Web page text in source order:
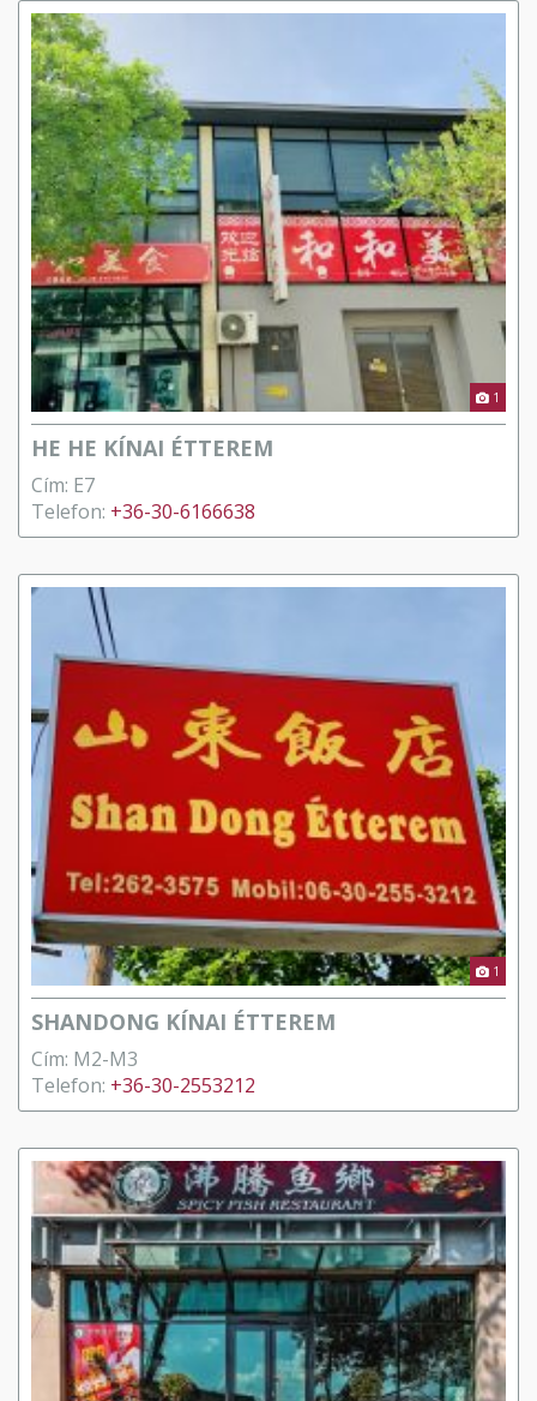
1
HE HE KÍNAI ÉTTEREM
Cím: E7
Telefon: +36-30-6166638
1
SHANDONG KÍNAI ÉTTEREM
Cím: M2-M3
Telefon: +36-30-2553212